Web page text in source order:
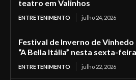
teatro em Valinhos
ENTRETENIMENTO julho 24, 2026
Festival de Inverno de
“A Bella Itália” nesta sexta-feira
ENTRETENIMENTO julho 22, 2026